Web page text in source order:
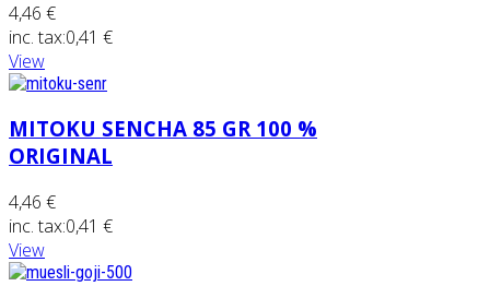
4,46 €
inc. tax:0,41 €
View
MITOKU SENCHA 85 GR 100 %
ORIGINAL
4,46 €
inc. tax:0,41 €
View